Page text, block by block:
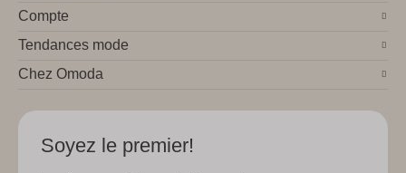
Compte
Tendances mode
Chez Omoda
Soyez le premier!